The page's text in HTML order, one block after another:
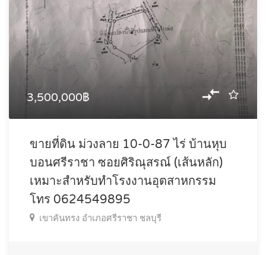
3,500,000฿
ขายที่ดิน ม่วงลาย 10-0-87 ไร่ บ้านหุบ
บอนศรีราชา ซอยศิริณุสรณ์ (เส้นหลัก)
เหมาะสำหรับทำโรงงานอุตสาหกรรม
โทร 0624549895
เขาคันทรง อำเภอศรีราชา ชลบุรี